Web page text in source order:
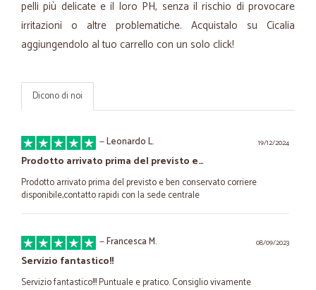
pelli più delicate e il loro PH, senza il rischio di provocare
irritazioni o altre problematiche. Acquistalo su Cicalia
aggiungendolo al tuo carrello con un solo click!
Dicono di noi
19/12/2024
—Leonardo L.
Prodotto arrivato prima del previsto e…
Prodotto arrivato prima del previsto e ben conservato corriere
disponibile,contatto rapidi con la sede centrale
08/09/2023
—Francesca M.
Servizio fantastico!!
Servizio fantastico!!! Puntuale e pratico. Consiglio vivamente